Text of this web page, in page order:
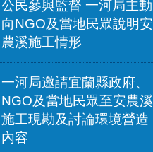
公民參與監督 一河局主動
向NGO及當地民眾說明安
農溪施工情形
一河局邀請宜蘭縣政府、
NGO及當地民眾至安農溪
施工現勘及討論環境營造
內容